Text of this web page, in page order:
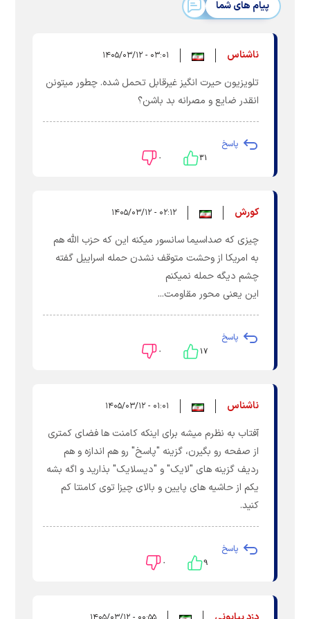
پیام های شما
ناشناس ۰۳:۰۱ - ۱۴۰۵/۰۳/۱۲
تلویزیون حیرت انگیز غیرقابل تحمل شده. چطور میتونن
انقدر ضایع و مصرانه بد باشن؟
پاسخ
۳۱ ۰
کورش ۰۲:۱۲ - ۱۴۰۵/۰۳/۱۲
چیزی که صداسیما سانسور میکنه این که حزب الله هم
به امریکا از وحشت متوقف نشدن حمله اسراییل گفته
چشم دیگه حمله نمیکنم
این یعنی محور مقاومت...
پاسخ
۱۷ ۰
ناشناس ۰۱:۰۱ - ۱۴۰۵/۰۳/۱۲
آفتاب به نظرم میشه برای اینکه کامنت ها فضای کمتری
از صفحه رو بگیرن، گزینه "پاسخ" رو هم اندازه و هم
ردیف گزینه های "لایک" و "دیسلایک" بذارید و اگه بشه
یکم از حاشیه های پایین و بالای چیزا توی کامنتا کم
کنید.
پاسخ
۹ ۰